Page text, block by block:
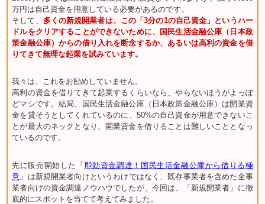
万円は自己資金を用意している必要があるのです。
そして、 多くの新規開業者は、この「3分の1の自己資金」というハー
ドルをクリアすることができないために、国民生活金融公庫（日本政
策金融公庫）からの借り入れを断念するか、あるいは高利の資金を借
りてきて無理な起業を試みています。
我々は、これをお勧めしていません。
高利の資金を借りてきて起業するくらいなら、やらないほうがよっぽ
どマシです。結局、国民生活金融公庫（日本政策金融公庫）は開業資
金を貸そうとしてくれているのに、50%の自己資金が用意できないこ
とが最大のネックとなり、開業資金を借りることは難しいこととなっ
ているのです。
先に販売開始した「即効資金調達！国民生活金融公庫から借りる極
意 」は新規開業者向けというわけではなく、既存事業者を含めた全事
業者向けの資金調達ノウハウでしたが、今回は、「新規開業者」に徹
底的にスポットを当てて考えてみました。